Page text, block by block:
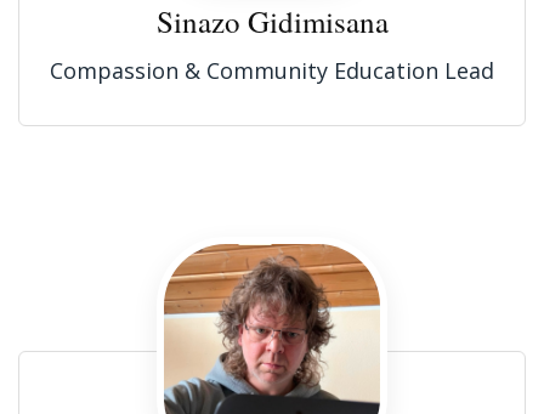
Sinazo Gidimisana
Compassion & Community Education Lead